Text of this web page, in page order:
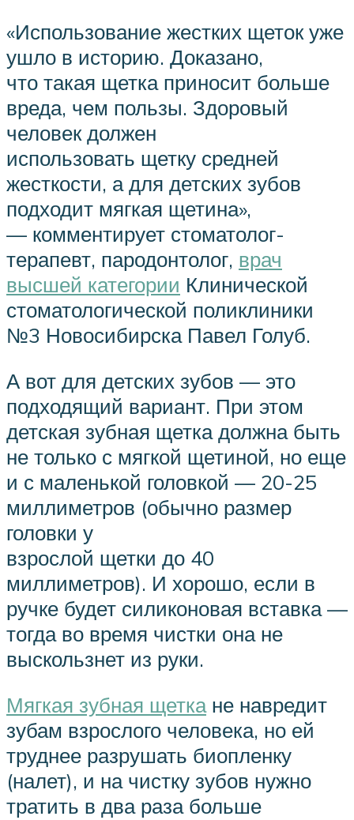
«Использование жестких щеток уже
ушло в историю. Доказано,
что такая щетка приносит больше
вреда, чем пользы. Здоровый
человек должен
использовать щетку средней
жесткости, а для детских зубов
подходит мягкая щетина»,
— комментирует стоматолог-
терапевт, пародонтолог, врач
высшей категории Клинической
стоматологической поликлиники
№3 Новосибирска Павел Голуб.
А вот для детских зубов — это
подходящий вариант. При этом
детская зубная щетка должна быть
не только с мягкой щетиной, но еще
и с маленькой головкой — 20-25
миллиметров (обычно размер
головки у
взрослой щетки до 40
миллиметров). И хорошо, если в
ручке будет силиконовая вставка —
тогда во время чистки она не
выскользнет из руки.
Мягкая зубная щеткане навредит
зубам взрослого человека, но ей
труднее разрушать биопленку
(налет), и на чистку зубов нужно
тратить в два раза больше